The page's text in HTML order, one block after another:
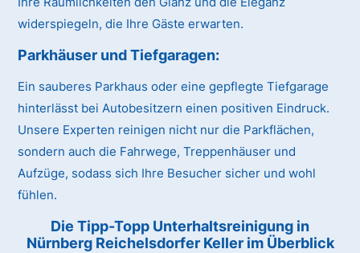
widerspiegeln, die Ihre Gäste erwarten.
Parkhäuser und Tiefgaragen:
Ein sauberes Parkhaus oder eine gepflegte Tiefgarage
hinterlässt bei Autobesitzern einen positiven Eindruck.
Unsere Experten reinigen nicht nur die Parkflächen,
sondern auch die Fahrwege, Treppenhäuser und
Aufzüge, sodass sich Ihre Besucher sicher und wohl
fühlen.
Die Tipp-Topp Unterhaltsreinigung in
Nürnberg Reichelsdorfer Keller im Überblick